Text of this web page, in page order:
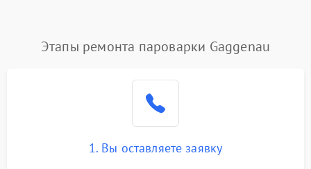
Этапы ремонта пароварки Gaggenau
1. Вы оставляете заявку